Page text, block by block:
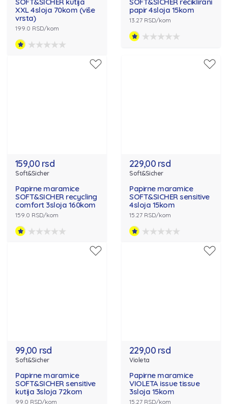
XXL 4sloja 70kom (više
vrsta)
199.0 RSD/kom
papir 4sloja 15kom
13.27 RSD/kom
159,00 rsd
Soft&Sicher
Papirne maramice
SOFT&SICHER recycling
comfort 3sloja 160kom
159.0 RSD/kom
229,00 rsd
Soft&Sicher
Papirne maramice
SOFT&SICHER sensitive
4sloja 15kom
15.27 RSD/kom
99,00 rsd
Soft&Sicher
Papirne maramice
SOFT&SICHER sensitive
kutija 3sloja 72kom
99.0 RSD/kom
229,00 rsd
Violeta
Papirne maramice
VIOLETA issue tissue
3sloja 15kom
15.27 RSD/kom